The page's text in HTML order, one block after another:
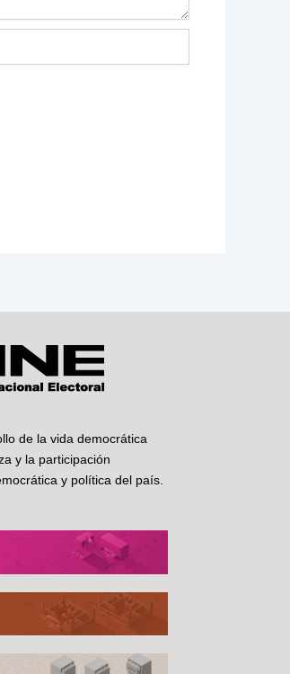
de la vida democrática
y la participación
y política del país.